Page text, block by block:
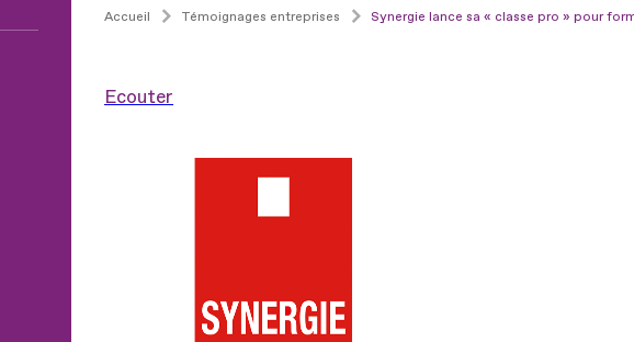
Accueil Témoignages entreprises Synergie lance sa « classe pro » pour
Ecouter